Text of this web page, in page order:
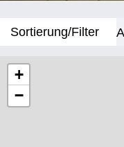
Sortierung/Filter
+
−